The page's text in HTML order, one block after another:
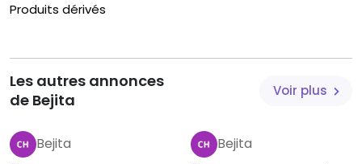
Produits dérivés
Les autres annonces
de Bejita
Voir plus
Bejita Bejita